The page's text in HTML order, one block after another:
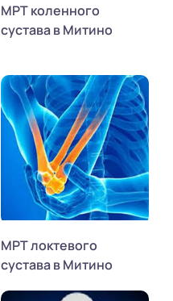
МРТ коленного
сустава в Митино
МРТ локтевого
сустава в Митино